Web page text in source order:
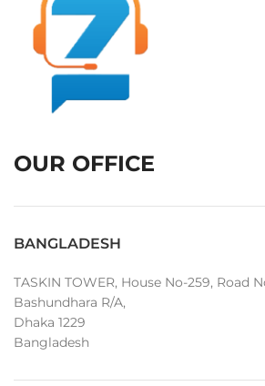
OUR OFFICE
BANGLADESH
TASKIN TOWER, House No-259, Road
Bashundhara R/A,
Dhaka 1229
Bangladesh